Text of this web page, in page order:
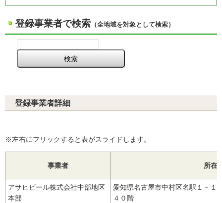
登録事業者で検索 （全地域を対象として検索）
登録事業者詳細
※左右にフリックすると表がスライドします。
事業者 所在
アサヒビール株式会社中部地区
本部
愛知県名古屋市中村区名駅１－
４０階